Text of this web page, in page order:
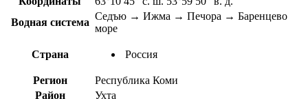
Водная система
Седъю → Ижма → Печора → Баренцево
море
Страна Россия
Регион
Республика Коми
Район
Ухта